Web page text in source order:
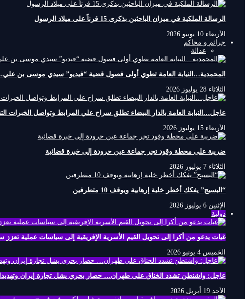
الرسالة الملكية في ميزان الباحثين بذكرى 15 قرناً على ميلاد الرسول
الأربعاء 10 يونيو 2026
جرائم و محاكم
عدالة
المحمدية…النيابة العامة تطوي أولى فصول قضية “فيديو” سيدي موسى بن
الثلاثاء 28 يوليوز 2026
عاجل…النيابة العامة بالدار البيضاء تطلق سراح علي المرابط وتواصل الخبرات
الأربعاء 15 يوليوز 2026
ضريبة على محطة وقود تجر جماعة عين حرودة إلى خبرة قضائية
الثلاثاء 7 يوليوز 2026
“البسيج” يفكك أخطر خلية إرهابية ويوقف 10 متطرفين
الإثنين 6 يوليوز 2026
دولية
غيات يدعو من أكرا إلى تحويل القيم الأسرية الإفريقية إلى سياسات عملية تعزز
الخميس 4 يونيو 2026
عاجل: واشنطن تشدد الخناق على طهران… حصار بحري يشل تجارة إيران
الأحد 19 أبريل 2026